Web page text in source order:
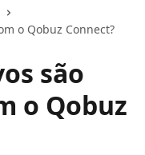
o Qobuz Connect?
são
o Qobuz